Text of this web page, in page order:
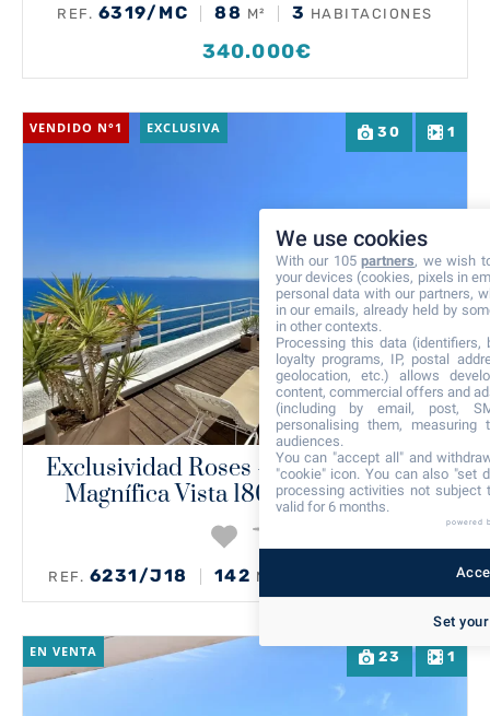
REF. 6319/MC 88 M² 3 HABITACIONES
340.000€
30 1
VENDIDO N°1 EXCLUSIVA
Exclusividad Roses - Atico + Solarium
Magnífica Vista 180° Mar, 2ª Línea
REF. 6231/J18 142 M²
23 1
EN VENTA
We use cookies
With our 105partners, we wish
your devices (cookies, pixels in
personal data with our partners,
in our emails, already held by
in other contexts.
Processing this data (identifiers,
loyalty programs, IP, postal
geolocation, etc.) allows
content, commercial offers and
(including by email, post,
personalising them, measuring
audiences.
You can "accept all" and
"cookie" icon. You can also "set
processing activities not subject
valid for 6 months.
powered
Set